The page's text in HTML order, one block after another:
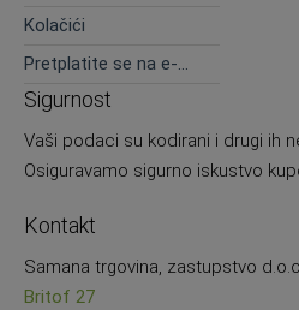
Kolačići
Pretplatite se na e-
Sigurnost
Vaši podaci su kodirani i drugi ih
Osiguravamo sigurno iskustvo
Kontakt
Samana trgovina, zastupstvo
Britof 27